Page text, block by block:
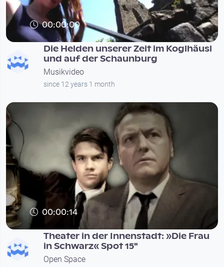
00:00:00
Die Helden unserer Zeit im Koglhäusl
und auf der Schaunburg
Musikvideo
since 12 years 1 month
00:00:14
Theater in der Innenstadt: »Die Frau
in Schwarz« Spot 15"
Open Space